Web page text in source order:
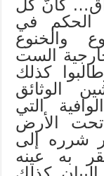
كأنّ كل
الحكم في
والخنوع
الست
كذلك
الوثائق
التي
الأرض
شرره إلى
به عينه